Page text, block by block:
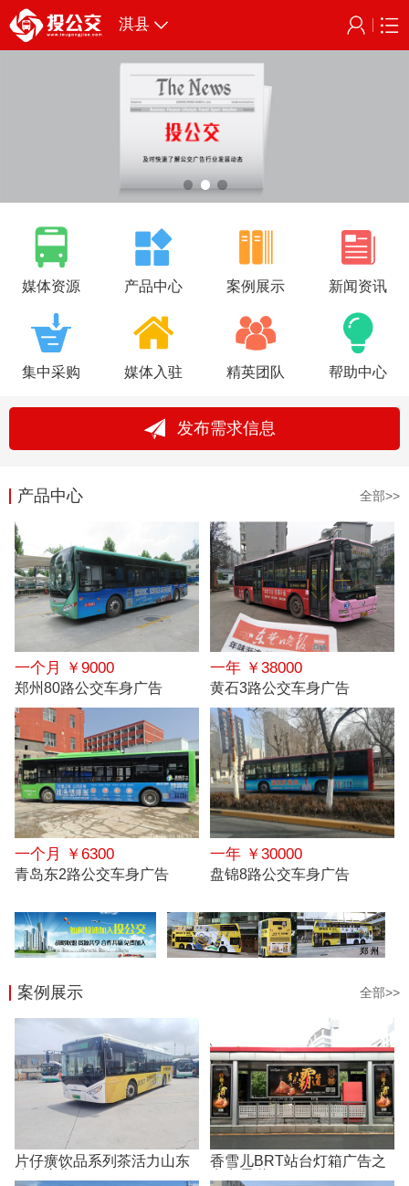
淇县
媒体资源 产品中心 案例展示 新闻资讯
集中采购 媒体入驻 精英团队 帮助中心
发布需求信息
产品中心 全部>>
一个月 ￥9000
郑州80路公交车身广告
一年 ￥38000
黄石3路公交车身广告
一个月 ￥6300
青岛东2路公交车身广告
一年 ￥30000
盘锦8路公交车身广告
案例展示 全部>>
片仔癀饮品系列茶活力山东
香雪儿BRT站台灯箱广告之